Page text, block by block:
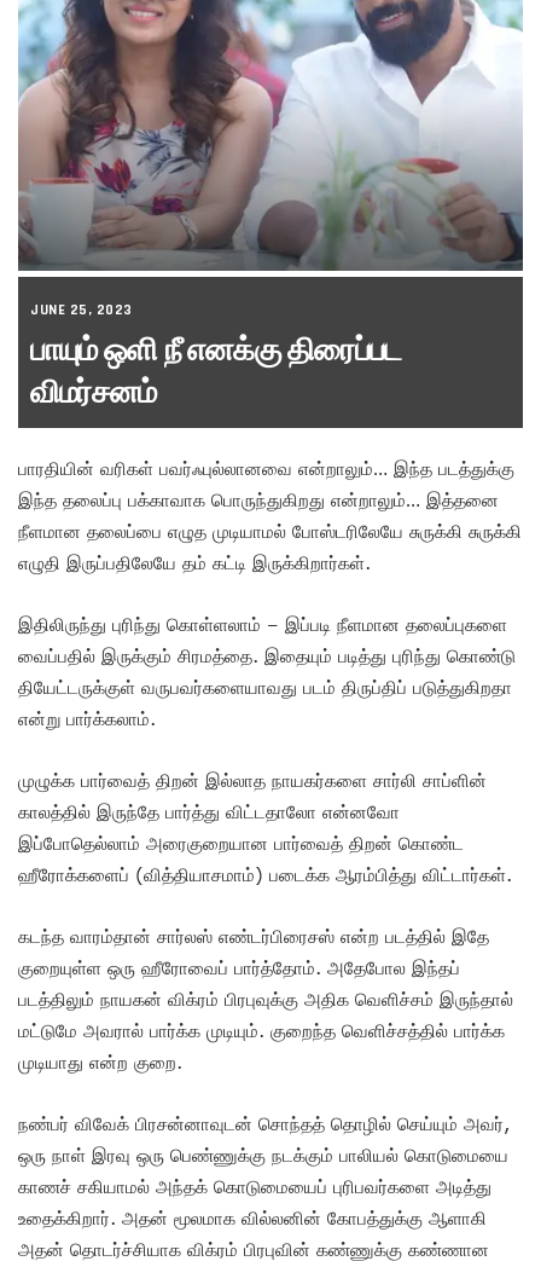
JUNE 25, 2023
பாயும் ஒளி நீ எனக்கு திரைப்பட
விமர்சனம்
பாரதியின் வரிகள் பவர்ஃபுல்லானவை என்றாலும்… இந்த படத்துக்கு
இந்த தலைப்பு பக்காவாக பொருந்துகிறது என்றாலும்… இத்தனை
நீளமான தலைப்பை எழுத முடியாமல் போஸ்டரிலேயே சுருக்கி சுருக்கி
எழுதி இருப்பதிலேயே தம் கட்டி இருக்கிறார்கள்.
இதிலிருந்து புரிந்து கொள்ளலாம் – இப்படி நீளமான தலைப்புகளை
வைப்பதில் இருக்கும் சிரமத்தை. இதையும் படித்து புரிந்து கொண்டு
தியேட்டருக்குள் வருபவர்களையாவது படம் திருப்திப் படுத்துகிறதா
என்று பார்க்கலாம்.
முழுக்க பார்வைத் திறன் இல்லாத நாயகர்களை சார்லி சாப்ளின்
காலத்தில் இருந்தே பார்த்து விட்டதாலோ என்னவோ
இப்போதெல்லாம் அரைகுறையான பார்வைத் திறன் கொண்ட
ஹீரோக்களைப் (வித்தியாசமாம்) படைக்க ஆரம்பித்து விட்டார்கள்.
கடந்த வாரம்தான் சார்லஸ் எண்டர்பிரைசஸ் என்ற படத்தில் இதே
குறையுள்ள ஒரு ஹீரோவைப் பார்த்தோம். அதேபோல இந்தப்
படத்திலும் நாயகன் விக்ரம் பிரபுவுக்கு அதிக வெளிச்சம் இருந்தால்
மட்டுமே அவரால் பார்க்க முடியும். குறைந்த வெளிச்சத்தில் பார்க்க
முடியாது என்ற குறை.
நண்பர் விவேக் பிரசன்னாவுடன் சொந்தத் தொழில் செய்யும் அவர்,
ஒரு நாள் இரவு ஒரு பெண்ணுக்கு நடக்கும் பாலியல் கொடுமையை
காணச் சகியாமல் அந்தக் கொடுமையைப் புரிபவர்களை அடித்து
உதைக்கிறார். அதன் மூலமாக வில்லனின் கோபத்துக்கு ஆளாகி
அதன் தொடர்ச்சியாக விக்ரம் பிரபுவின் கண்ணுக்கு கண்ணான